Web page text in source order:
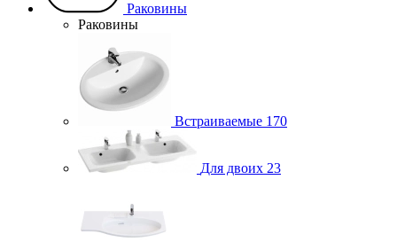
Раковины
Раковины
Встраиваемые 170
Для двоих 23